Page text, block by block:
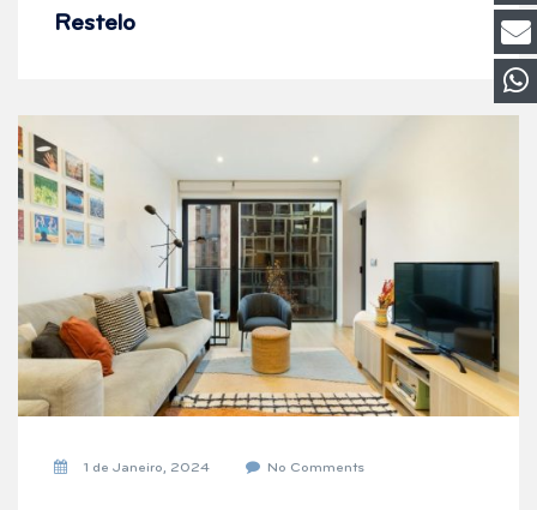
Restelo
1 de Janeiro, 2024 No Comments